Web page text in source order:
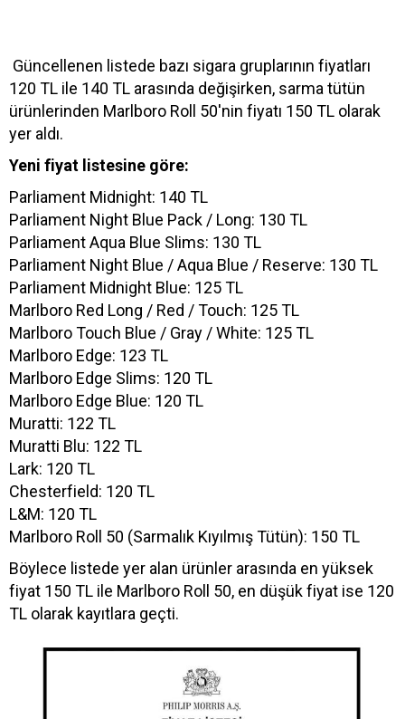
Güncellenen listede bazı sigara gruplarının fiyatları
120 TL ile 140 TL arasında değişirken, sarma tütün
ürünlerinden Marlboro Roll 50'nin fiyatı 150 TL olarak
yer aldı.
Yeni fiyat listesine göre:
Parliament Midnight: 140 TL
Parliament Night Blue Pack / Long: 130 TL
Parliament Aqua Blue Slims: 130 TL
Parliament Night Blue / Aqua Blue / Reserve: 130 TL
Parliament Midnight Blue: 125 TL
Marlboro Red Long / Red / Touch: 125 TL
Marlboro Touch Blue / Gray / White: 125 TL
Marlboro Edge: 123 TL
Marlboro Edge Slims: 120 TL
Marlboro Edge Blue: 120 TL
Muratti: 122 TL
Muratti Blu: 122 TL
Lark: 120 TL
Chesterfield: 120 TL
L&M: 120 TL
Marlboro Roll 50 (Sarmalık Kıyılmış Tütün): 150 TL
Böylece listede yer alan ürünler arasında en yüksek
fiyat 150 TL ile Marlboro Roll 50, en düşük fiyat ise 120
TL olarak kayıtlara geçti.